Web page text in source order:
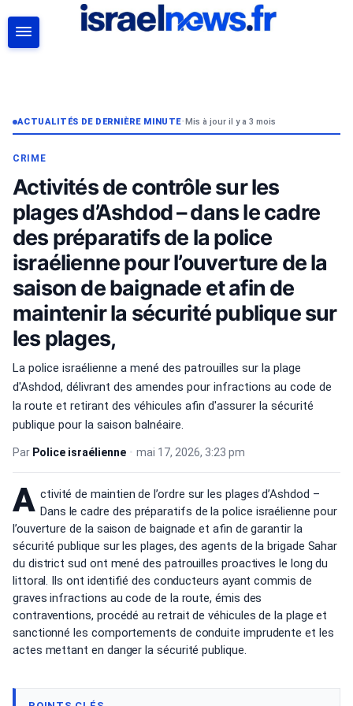
ACTUALITÉS DE DERNIÈRE MINUTE•Mis à jour il y a 3 mois
CRIME
Activités de contrôle sur les
plages d’Ashdod – dans le cadre
des préparatifs de la police
israélienne pour l’ouverture de la
saison de baignade et afin de
maintenir la sécurité publique sur
les plages,
La police israélienne a mené des patrouilles sur la plage
d'Ashdod, délivrant des amendes pour infractions au code de
la route et retirant des véhicules afin d'assurer la sécurité
publique pour la saison balnéaire.
Par Police israélienne • mai 17, 2026, 3:23 pm
A ctivité de maintien de l’ordre sur les plages d’Ashdod –
Dans le cadre des préparatifs de la police israélienne pour
l’ouverture de la saison de baignade et afin de garantir la
sécurité publique sur les plages, des agents de la brigade Sahar
du district sud ont mené des patrouilles proactives le long du
littoral. Ils ont identifié des conducteurs ayant commis de
graves infractions au code de la route, émis des
contraventions, procédé au retrait de véhicules de la plage et
sanctionné les comportements de conduite imprudente et les
actes mettant en danger la sécurité publique.